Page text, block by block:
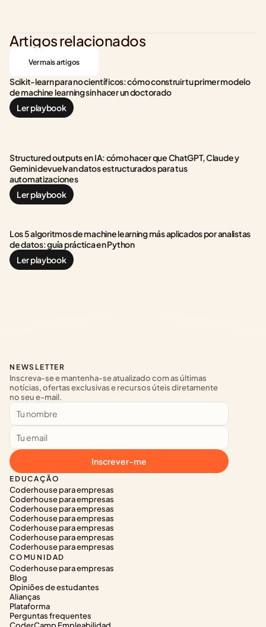
Artigos relacionados
Ver mais artigos
Scikit-learn para no científicos: cómo construir tu primer modelo
de machine learning sin hacer un doctorado
Ler playbook
Structured outputs en IA: cómo hacer que ChatGPT, Claude y
Gemini devuelvan datos estructurados para tus
automatizaciones
Ler playbook
Los 5 algoritmos de machine learning más aplicados por analistas
de datos: guía práctica en Python
Ler playbook
EDUCAÇÃO
Coderhouse para empresas
Coderhouse para empresas
Coderhouse para empresas
Coderhouse para empresas
Coderhouse para empresas
Coderhouse para empresas
Coderhouse para empresas
COMUNIDAD
Coderhouse para empresas
Blog
Opiniões de estudantes
Alianças
Plataforma
Perguntas frequentes
NEWSLETTER
Inscreva-se e mantenha-se atualizado com as últimas
notícias, ofertas exclusivas e recursos úteis diretamente
no seu e-mail.
Inscrever-me